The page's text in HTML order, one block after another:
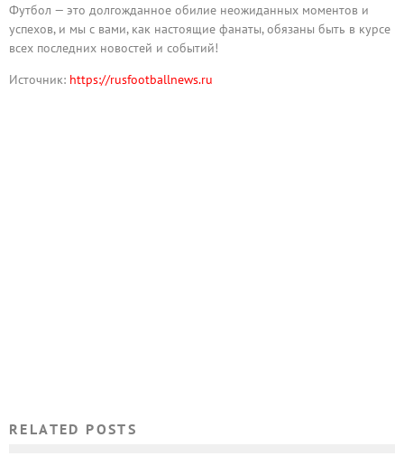
Футбол — это долгожданное обилие неожиданных моментов и
успехов, и мы с вами, как настоящие фанаты, обязаны быть в курсе
всех последних новостей и событий!
Источник: https://rusfootballnews.ru
RELATED POSTS